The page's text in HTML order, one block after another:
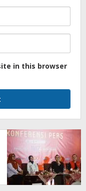
in this browser